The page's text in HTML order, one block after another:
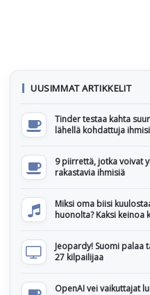
UUSIMMAT ARTIKKELIT
Tinder testaa kahta
lähellä kohdattuja
9 piirrettä, jotka voivat
rakastavia ihmisiä
Miksi oma biisi
huonolta? Kaksi keinoa
Jeopardy! Suomi palaa
27 kilpailijaa
OpenAI vei vaikuttajat